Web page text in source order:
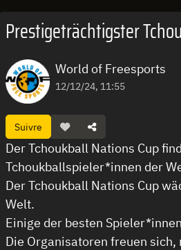
Prestigeträchtigster
World of Freesports
12/12/24, 11:55
Suivre
Der Tchoukball Nations Cup
Tchoukballspieler*innen der
Der Tchoukball Nations Cup
Welt.
Einige der besten
Die Organisatoren freuen